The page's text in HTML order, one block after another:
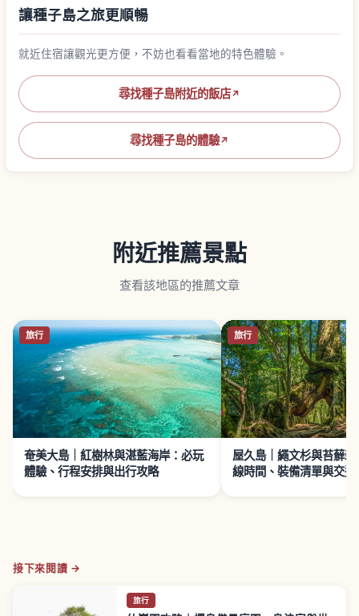
讓種子島之旅更順暢
就近住宿讓觀光更方便，不妨也看看當地的特色體驗。
尋找種子島附近的飯店↗
尋找種子島的體驗↗
附近推薦景點
查看該地區的推薦文章
旅行
奄美大島｜紅樹林與湛藍海岸：必玩
體驗、行程安排與出行攻略
旅行
屋久島｜繩文杉與苔蘚
線時間、裝備清單與交通
接下來閱讀 →
旅行